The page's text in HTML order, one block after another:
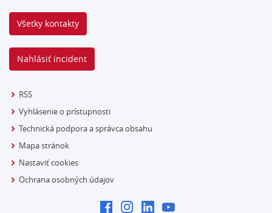
Všetky kontakty
Nahlásiť incident
RSS
Vyhlásenie o prístupnosti
Technická podpora a správca obsahu
Mapa stránok
Nastaviť cookies
Ochrana osobných údajov